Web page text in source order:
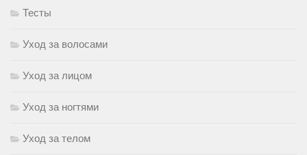
Тесты
Уход за волосами
Уход за лицом
Уход за ногтями
Уход за телом